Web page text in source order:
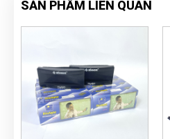
SẢN PHẨM LIÊN QUAN